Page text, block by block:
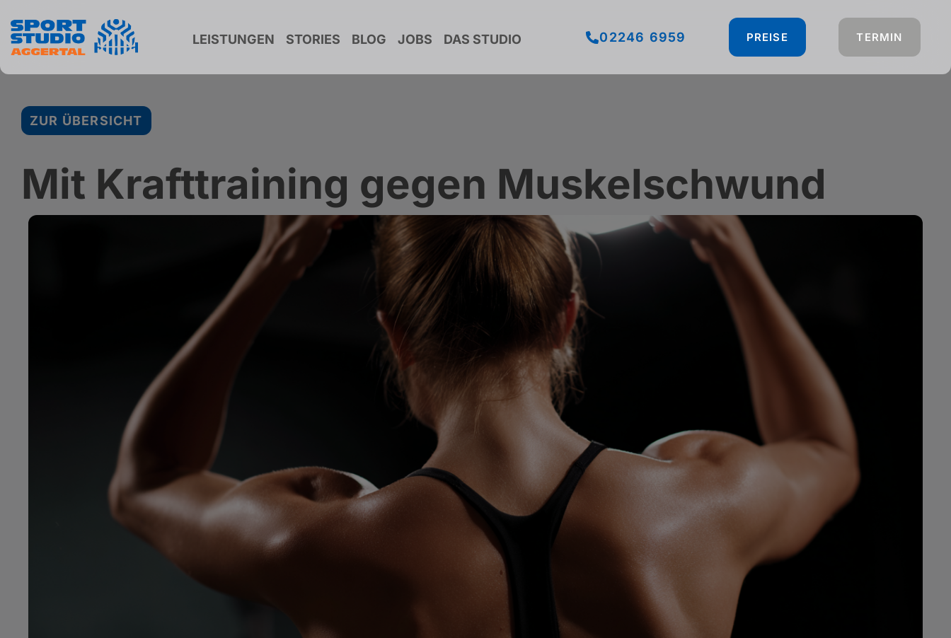
LEISTUNGEN STORIES BLOG JOBS DAS STUDIO 02246 6959 PREISE TERMIN
ZUR ÜBERSICHT
Mit Krafttraining gegen Muskelschwund